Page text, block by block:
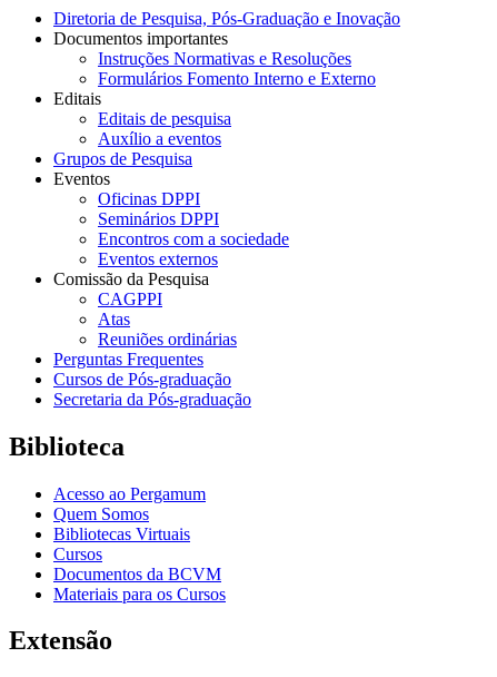
Diretoria de Pesquisa, Pós-Graduação e Inovação
Documentos importantes
Instruções Normativas e Resoluções
Formulários Fomento Interno e Externo
Editais
Editais de pesquisa
Auxílio a eventos
Grupos de Pesquisa
Eventos
Oficinas DPPI
Seminários DPPI
Encontros com a sociedade
Eventos externos
Comissão da Pesquisa
CAGPPI
Atas
Reuniões ordinárias
Perguntas Frequentes
Cursos de Pós-graduação
Secretaria da Pós-graduação
Biblioteca
Acesso ao Pergamum
Quem Somos
Bibliotecas Virtuais
Cursos
Documentos da BCVM
Materiais para os Cursos
Extensão